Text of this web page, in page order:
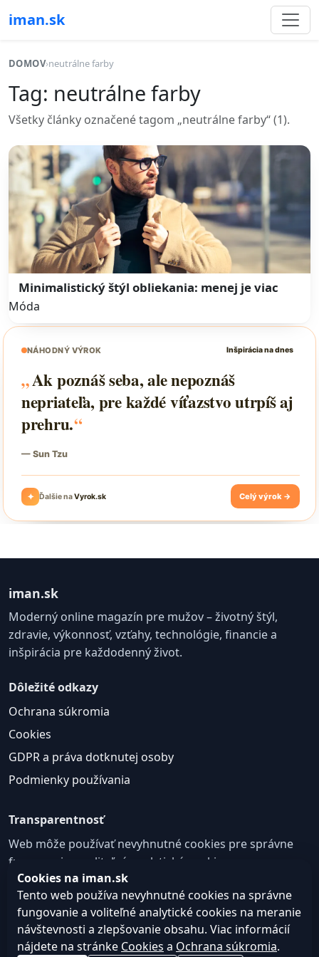
iman.sk
DOMOV›neutrálne farby
Tag: neutrálne farby
Všetky články označené tagom „neutrálne farby“ (1).
Minimalistický štýl obliekania: menej je viac
Móda
iman.sk
Moderný online magazín pre mužov – životný štýl,
zdravie, výkonnosť, vzťahy, technológie, financie a
inšpirácia pre každodenný život.
Dôležité odkazy
Ochrana súkromia
Cookies
GDPR a práva dotknutej osoby
Podmienky používania
Transparentnosť
Web môže používať nevyhnutné cookies pre správne
fungovanie a voliteľné analytické cookies na
zlepšovanie obsahu a používateľskej skúsenosti.
Nastavenie cookies
© 2026 Web design, tvorba webu a SEO –Consultee,
Cookies na iman.sk
Tento web používa nevyhnutné cookies na správne
fungovanie a voliteľné analytické cookies na meranie
návštevnosti a zlepšovanie obsahu. Viac informácií
nájdete na stránke Cookies a Ochrana súkromia.